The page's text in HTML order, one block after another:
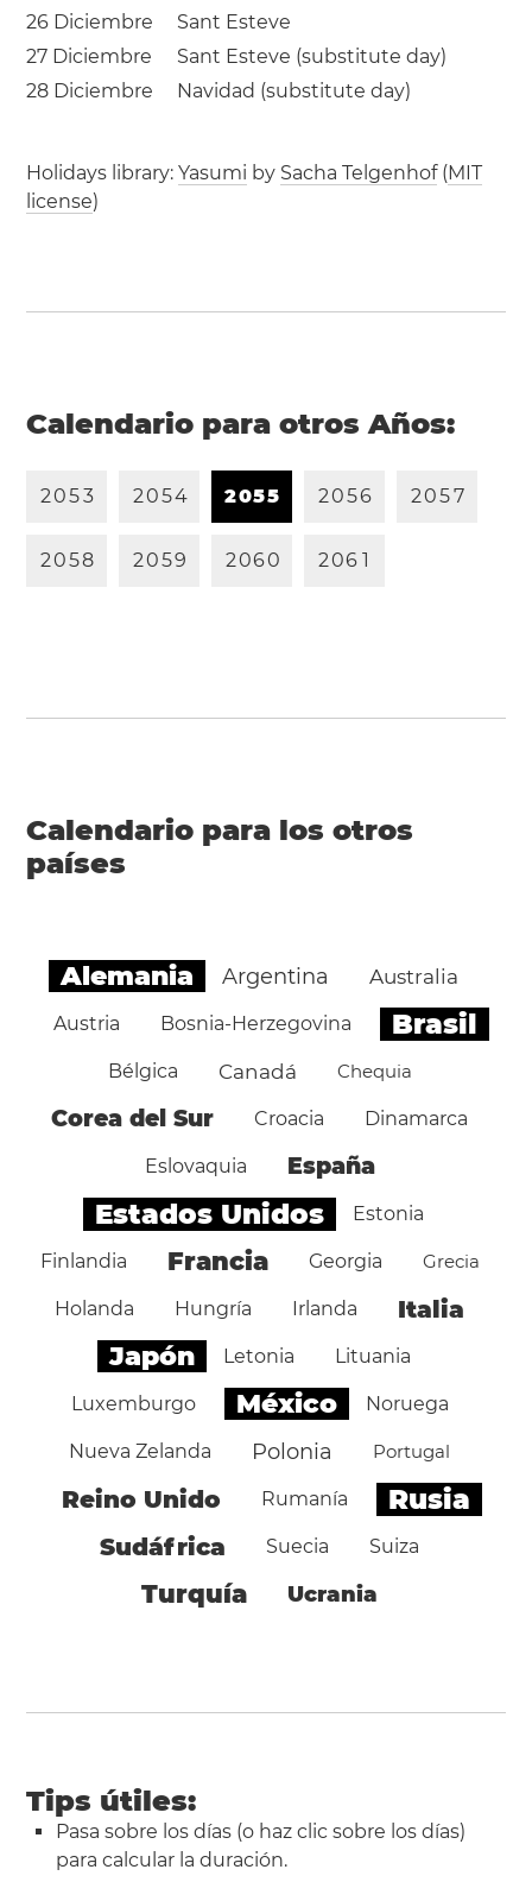
26 Diciembre
Sant Esteve
27 Diciembre
Sant Esteve (substitute day)
28 Diciembre
Navidad (substitute day)
Holidays library:Yasumi by Sacha Telgenhof(MIT
license)
Calendario para otros Años:
2053 2054 2055 2056 2057
2058 2059 2060 206 1
Calendario para los otros
países
Alemania Argentina Australia
Austria Bosnia-Herzegovina Brasil
Bélgica Canadá Chequia
Corea del Sur Croacia Dinamarca
Eslovaquia España
Estados Unidos Estonia
Finlandia Francia Georgia Grecia
Holanda Hungría Irlanda Italia
Japón Letonia Lituania
Luxemburgo México Noruega
Nueva Zelanda Polonia Portugal
Reino Unido Rumanía Rusia
Sudáfrica Suecia Suiza
Turquía Ucrania
Tips útiles:
Pasa sobre los días (o haz clic sobre los días)
para calcular la duración.